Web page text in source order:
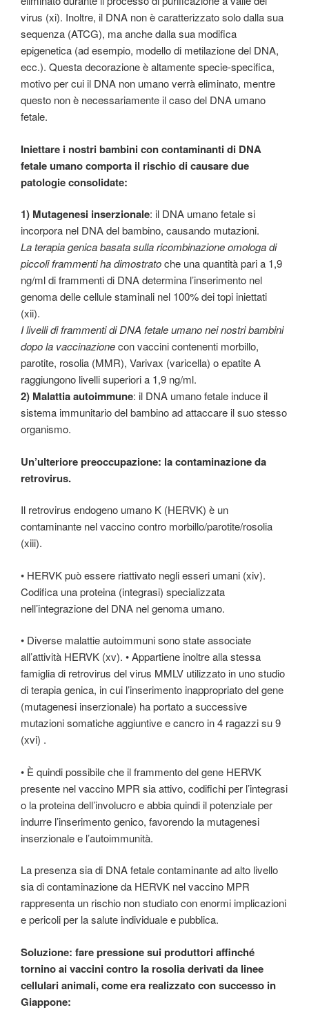
virus (xi). Inoltre, il DNA non è caratterizzato solo dalla sua
sequenza (ATCG), ma anche dalla sua modifica
epigenetica (ad esempio, modello di metilazione del DNA,
ecc.). Questa decorazione è altamente specie-specifica,
motivo per cui il DNA non umano verrà eliminato, mentre
questo non è necessariamente il caso del DNA umano
fetale.
Iniettare i nostri bambini con contaminanti di DNA
fetale umano comporta il rischio di causare due
patologie consolidate:
1) Mutagenesi inserzionale: il DNA umano fetale si
incorpora nel DNA del bambino, causando mutazioni.
La terapia genica basata sulla ricombinazione omologa di
piccoli frammenti ha dimostratoche una quantità pari a 1,9
ng/ml di frammenti di DNA determina l’inserimento nel
genoma delle cellule staminali nel 100% dei topi iniettati
(xii).
I livelli di frammenti di DNA fetale umano nei nostri bambini
dopo la vaccinazionecon vaccini contenenti morbillo,
parotite, rosolia (MMR), Varivax (varicella) o epatite A
raggiungono livelli superiori a 1,9 ng/ml.
2) Malattia autoimmune: il DNA umano fetale induce il
sistema immunitario del bambino ad attaccare il suo stesso
organismo.
Un’ulteriore preoccupazione: la contaminazione da
retrovirus.
Il retrovirus endogeno umano K (HERVK) è un
contaminante nel vaccino contro morbillo/parotite/rosolia
(xiii).
• HERVK può essere riattivato negli esseri umani (xiv).
Codifica una proteina (integrasi) specializzata
nell’integrazione del DNA nel genoma umano.
• Diverse malattie autoimmuni sono state associate
all’attività HERVK (xv). • Appartiene inoltre alla stessa
famiglia di retrovirus del virus MMLV utilizzato in uno studio
di terapia genica, in cui l’inserimento inappropriato del gene
(mutagenesi inserzionale) ha portato a successive
mutazioni somatiche aggiuntive e cancro in 4 ragazzi su 9
(xvi) .
• È quindi possibile che il frammento del gene HERVK
presente nel vaccino MPR sia attivo, codifichi per l’integrasi
o la proteina dell’involucro e abbia quindi il potenziale per
indurre l’inserimento genico, favorendo la mutagenesi
inserzionale e l’autoimmunità.
La presenza sia di DNA fetale contaminante ad alto livello
sia di contaminazione da HERVK nel vaccino MPR
rappresenta un rischio non studiato con enormi implicazioni
e pericoli per la salute individuale e pubblica.
Soluzione: fare pressione sui produttori affinché
tornino ai vaccini contro la rosolia derivati da linee
cellulari animali, come era realizzato con successo in
Giappone: